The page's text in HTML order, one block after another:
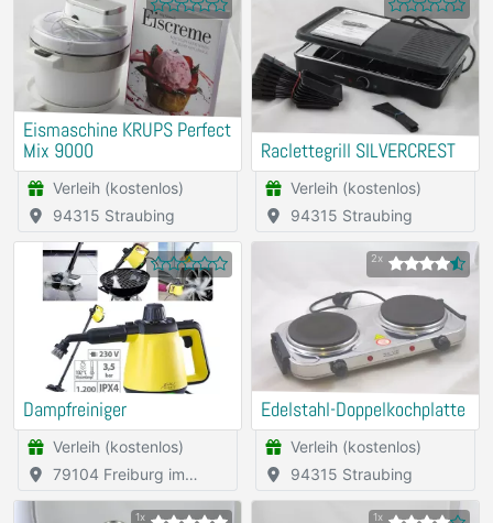
Eismaschine KRUPS Perfect
Mix 9000
Verleih (kostenlos)
94315 Straubing
Raclettegrill SILVERCREST
Verleih (kostenlos)
94315 Straubing
Dampfreiniger
Verleih (kostenlos)
Breisgau
2x
Edelstahl-Doppelkochplatte
Verleih (kostenlos)
94315 Straubing
1x 1x